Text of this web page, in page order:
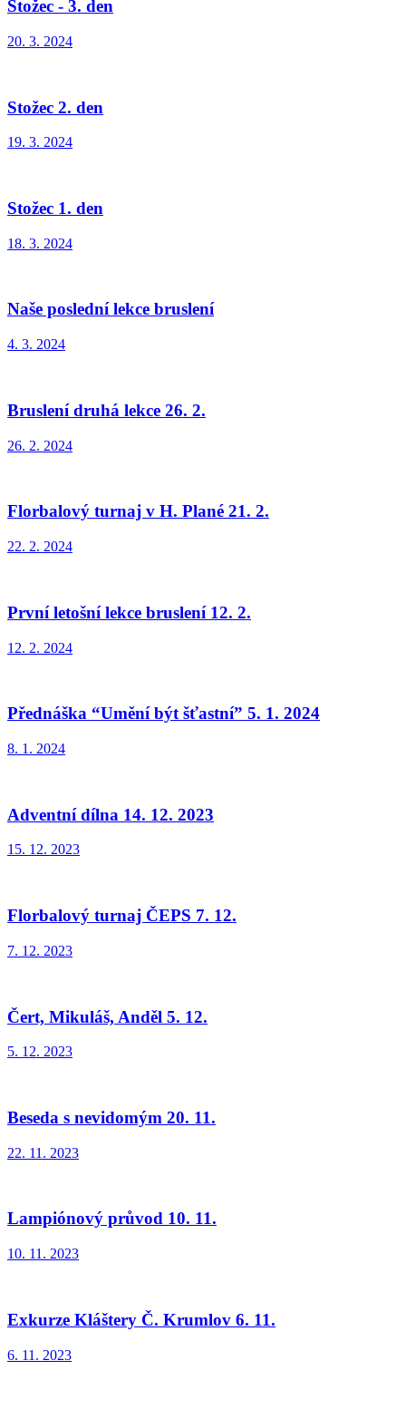
Stožec - 3. den
20. 3. 2024
Stožec 2. den
19. 3. 2024
Stožec 1. den
18. 3. 2024
Naše poslední lekce bruslení
4. 3. 2024
Bruslení druhá lekce 26. 2.
26. 2. 2024
Florbalový turnaj v H. Plané 21. 2.
22. 2. 2024
První letošní lekce bruslení 12. 2.
12. 2. 2024
Přednáška “Umění být šťastní” 5. 1. 2024
8. 1. 2024
Adventní dílna 14. 12. 2023
15. 12. 2023
Florbalový turnaj ČEPS 7. 12.
7. 12. 2023
Čert, Mikuláš, Anděl 5. 12.
5. 12. 2023
Beseda s nevidomým 20. 11.
22. 11. 2023
Lampiónový průvod 10. 11.
10. 11. 2023
Exkurze Kláštery Č. Krumlov 6. 11.
6. 11. 2023